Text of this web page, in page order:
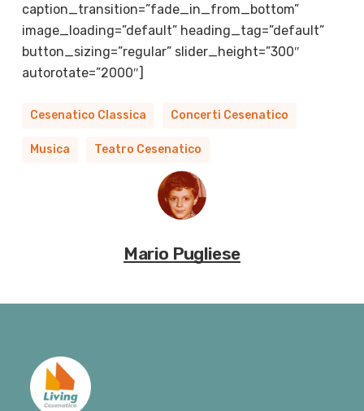
caption_transition=”fade_in_from_bottom”
image_loading=”default” heading_tag=”default”
button_sizing=”regular” slider_height=”300″
autorotate=”2000″]
Cesenatico Classica Concerti Cesenatico
Musica Teatro Cesenatico
Mario Pugliese